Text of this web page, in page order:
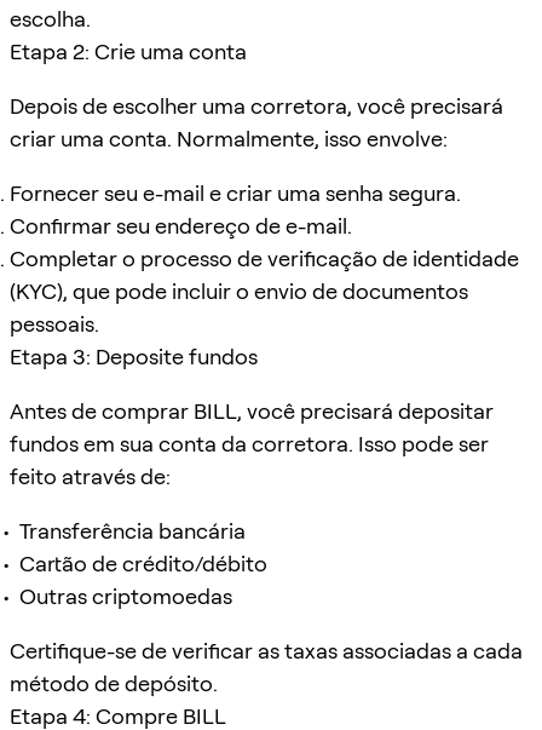
escolha.
Etapa 2: Crie uma conta
Depois de escolher uma corretora, você precisará
criar uma conta. Normalmente, isso envolve:
Fornecer seu e-mail e criar uma senha segura.
Confirmar seu endereço de e-mail.
Completar o processo de verificação de identidade
(KYC), que pode incluir o envio de documentos
pessoais.
Etapa 3: Deposite fundos
Antes de comprar BILL, você precisará depositar
fundos em sua conta da corretora. Isso pode ser
feito através de:
Transferência bancária
Cartão de crédito/débito
Outras criptomoedas
Certifique-se de verificar as taxas associadas a cada
método de depósito.
Etapa 4: Compre BILL